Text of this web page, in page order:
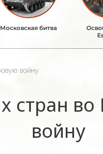
Московская битва
войну
стран
войну